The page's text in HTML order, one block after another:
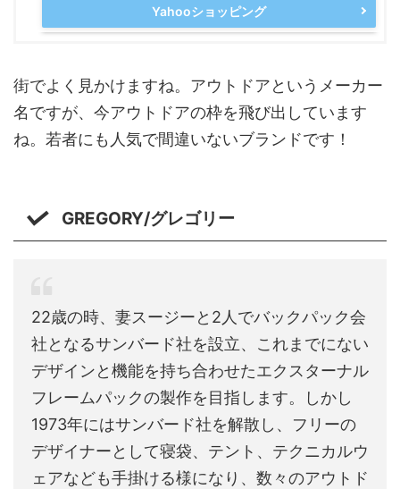
Yahooショッピング
街でよく見かけますね。アウトドアというメーカー
名ですが、今アウトドアの枠を飛び出しています
ね。若者にも人気で間違いないブランドです！
GREGORY/グレゴリー
22歳の時、妻スージーと2人でバックパック会
社となるサンバード社を設立、これまでにない
デザインと機能を持ち合わせたエクスターナル
フレームパックの製作を目指します。しかし
1973年にはサンバード社を解散し、フリーの
デザイナーとして寝袋、テント、テクニカルウ
ェアなども手掛ける様になり、数々のアウトド